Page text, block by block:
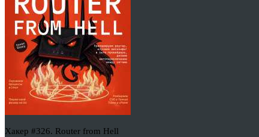
Хакер #326. Router from Hell